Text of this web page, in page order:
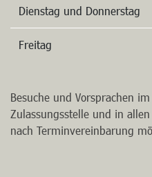
Montag und Mittwoch
Dienstag und Donnerstag
Besuche und Vorsprachen